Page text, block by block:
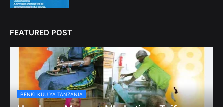
FEATURED POST
BENKI KUU YA TANZANIA